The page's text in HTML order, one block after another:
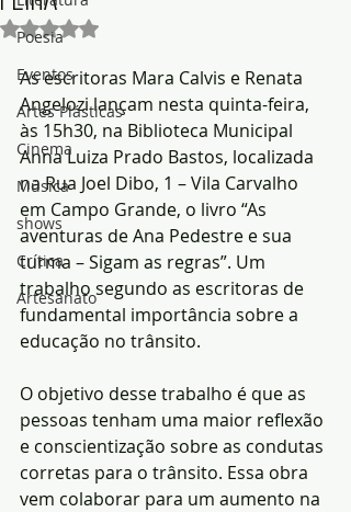
Poesia
Eventos
Artes Plásticas
Cinema
Música
shows
Crítica
Artesanato
Avaliado com NaN de 5 estrelas.
As escritoras Mara Calvis e Renata
Angelozi lançam nesta quinta-feira,
às 15h30, na Biblioteca Municipal
Anna Luiza Prado Bastos, localizada
na Rua Joel Dibo, 1 – Vila Carvalho
em Campo Grande, o livro “As
aventuras de Ana Pedestre e sua
turma – Sigam as regras”. Um
trabalho segundo as escritoras de
fundamental importância sobre a
educação no trânsito.
O objetivo desse trabalho é que as
pessoas tenham uma maior reflexão
e conscientização sobre as condutas
corretas para o trânsito. Essa obra
vem colaborar para um aumento na